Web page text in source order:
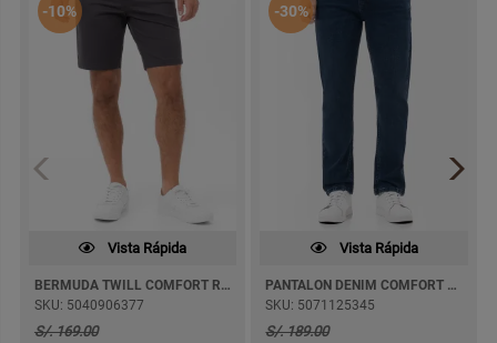
-10%
Vista Rápida
BERMUDA TWILL COMFORT RUBENS 2
SKU: 5040906377
S/. 169.00
-30%
Vista Rápida
PANTALON DENIM COMFORT JAMKEY SEMI PITILLO
SKU: 5071125345
S/. 189.00